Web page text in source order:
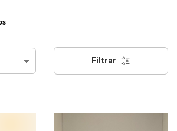
Filtrar